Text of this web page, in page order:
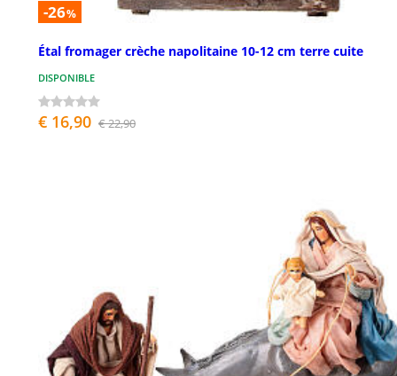
-26%
Étal fromager crèche napolitaine 10-12 cm terre cuite
DISPONIBLE
€ 16,90 € 22,90